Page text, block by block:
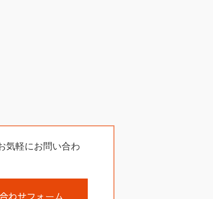
気軽にお問い合わ
わせフォーム